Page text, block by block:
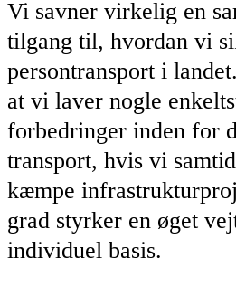
Vi savner virkelig en
tilgang til, hvordan vi
persontransport i
at vi laver nogle
forbedringer inden for
transport, hvis vi
kæmpe
grad styrker en øget
individuel basis.